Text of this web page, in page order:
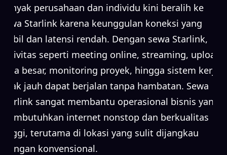
Banyak perusahaan dan individu kini beralih ke
sewa Starlink karena keunggulan koneksi yang
stabil dan latensi rendah. Dengan sewa Starlink,
aktivitas seperti meeting online, streaming, upload
data besar, monitoring proyek, hingga sistem kerja
jarak jauh dapat berjalan tanpa hambatan. Sewa
Starlink sangat membantu operasional bisnis yang
membutuhkan internet nonstop dan berkualitas
tinggi, terutama di lokasi yang sulit dijangkau
jaringan konvensional.